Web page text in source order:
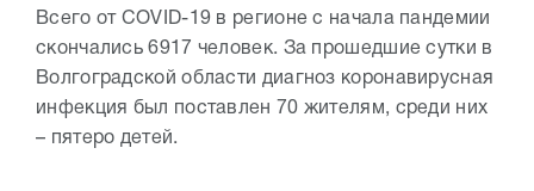
Всего от COVID-19 в регионе с начала пандемии
скончались 6917 человек. За прошедшие сутки в
Волгоградской области диагноз коронавирусная
инфекция был поставлен 70 жителям, среди них
– пятеро детей.